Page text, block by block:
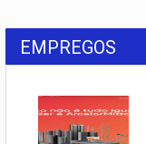
EMPREGOS